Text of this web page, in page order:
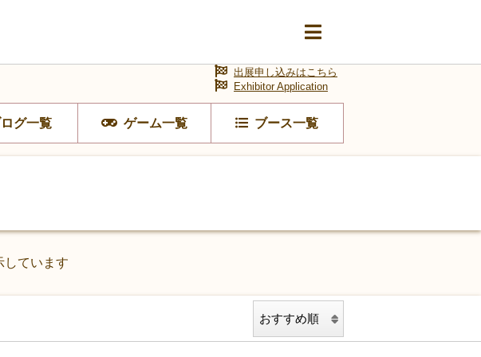
グ一覧 ゲーム一覧 ブース一覧
出展申し込みはこちら
Exhibitor Application
しています